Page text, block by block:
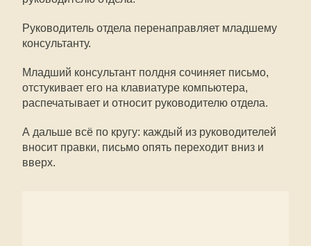
Руководитель отдела перенаправляет младшему
консультанту.
Младший консультант полдня сочиняет письмо,
отстукивает его на клавиатуре компьютера,
распечатывает и относит руководителю отдела.
А дальше всё по кругу: каждый из руководителей
вносит правки, письмо опять переходит вниз и
вверх.